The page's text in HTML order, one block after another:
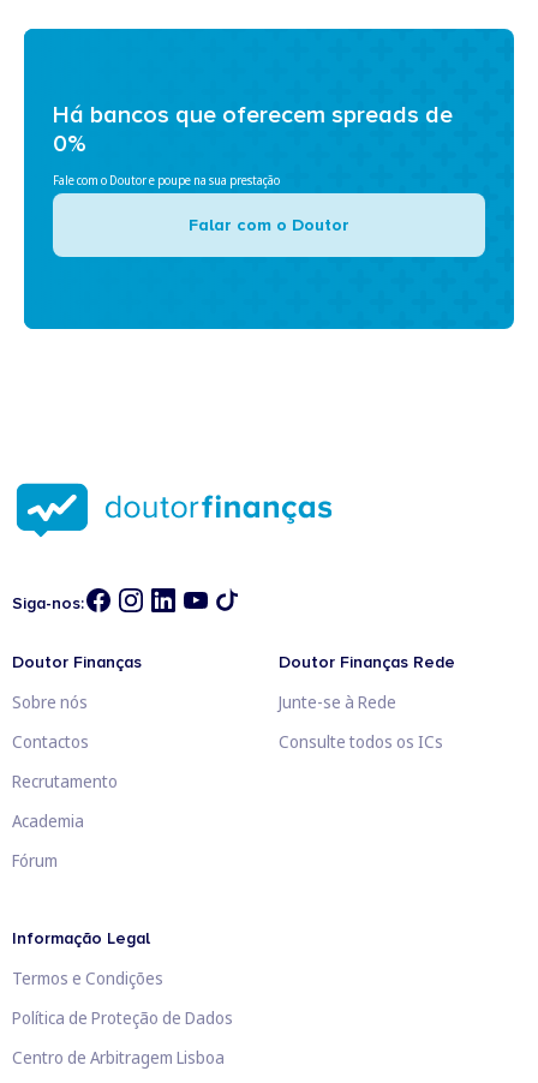
Há bancos que oferecem spreads de
0%
Fale com o Doutor e poupe na sua prestação
Falar com o Doutor
Siga-nos:
Doutor Finanças
Sobre nós
Contactos
Recrutamento
Academia
Fórum
Doutor Finanças Rede
Junte-se à Rede
Consulte todos os ICs
Informação Legal
Termos e Condições
Política de Proteção de Dados
Centro de Arbitragem Lisboa